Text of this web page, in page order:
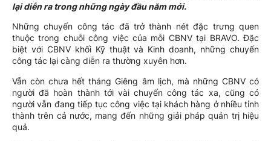
lại diễn ra trong những ngày đầu năm mới.
Những chuyến công tác đã trở thành nét đặc trưng quen
thuộc trong chuỗi công việc của mỗi CBNV tại BRAVO. Đặc
biệt với CBNV khối Kỹ thuật và Kinh doanh, những chuyến
công tác lại càng diễn ra thường xuyên hơn.
Vẫn còn chưa hết tháng Giêng âm lịch, mà những CBNV có
người đã hoàn thành tới vài chuyến công tác xa, cũng có
người vẫn đang tiếp tục công việc tại khách hàng ở nhiều tỉnh
thành trên cả nước, mang đến những giải pháp quản trị hiệu
quả.